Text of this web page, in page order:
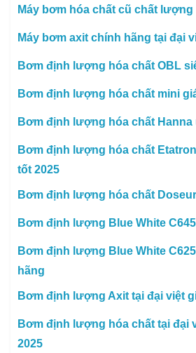
Máy bơm hóa chất cũ chất lượng
Máy bơm axit chính hãng tại đại
Bơm định lượng hóa chất OBL
Bơm định lượng hóa chất mini
Bơm định lượng hóa chất Hanna
Bơm định lượng hóa chất
tốt 2025
Bơm định lượng hóa chất
Bơm định lượng Blue White
Bơm định lượng Blue White
hãng
Bơm định lượng Axit tại đại việt
Bơm định lượng hóa chất tại đại
2025